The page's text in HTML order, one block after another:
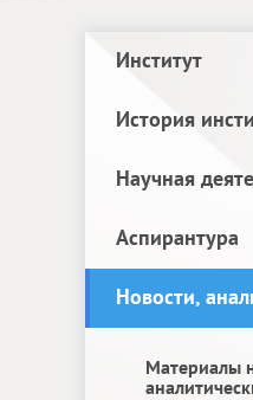
Институт
История
Научная
Аспирантура
Новости,
Материалы